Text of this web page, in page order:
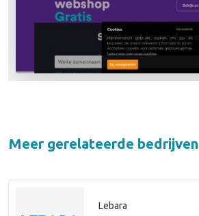
Meer gerelateerde bedrijven
Lebara